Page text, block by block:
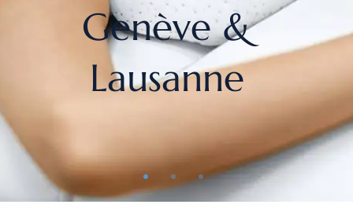
Genève &
Lausanne